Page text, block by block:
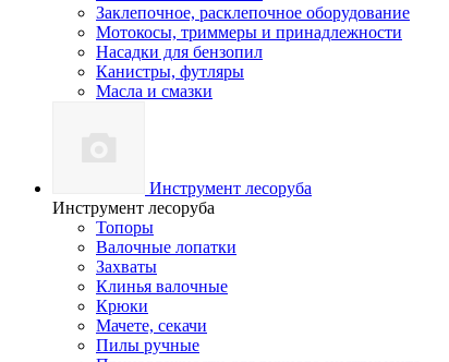
Заклепочное, расклепочное оборудование
Мотокосы, триммеры и принадлежности
Насадки для бензопил
Канистры, футляры
Масла и смазки
Инструмент лесоруба
Инструмент лесоруба
Топоры
Валочные лопатки
Захваты
Клинья валочные
Крюки
Мачете, секачи
Пилы ручные